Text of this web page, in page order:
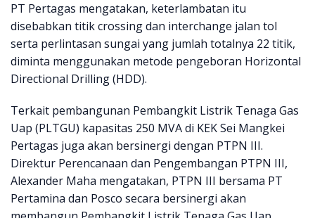
PT Pertagas mengatakan, keterlambatan itu
disebabkan titik crossing dan interchange jalan tol
serta perlintasan sungai yang jumlah totalnya 22 titik,
diminta menggunakan metode pengeboran Horizontal
Directional Drilling (HDD).
Terkait pembangunan Pembangkit Listrik Tenaga Gas
Uap (PLTGU) kapasitas 250 MVA di KEK Sei Mangkei
Pertagas juga akan bersinergi dengan PTPN III.
Direktur Perencanaan dan Pengembangan PTPN III,
Alexander Maha mengatakan, PTPN III bersama PT
Pertamina dan Posco secara bersinergi akan